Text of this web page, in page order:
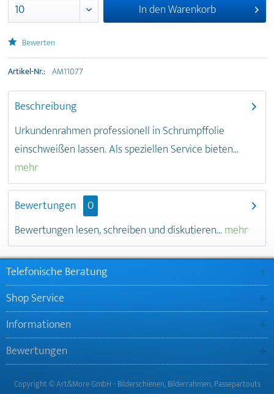
In denWarenkorb
Bewerten
Artikel-Nr.: AM11077
Beschreibung
Urkundenrahmen professionell in Schrumpffolie
einschweißen lassen. Als speziellen Service bieten...
mehr
Bewertungen
0
Bewertungen lesen, schreiben und diskutieren... mehr
Telefonische Beratung
Shop Service
Informationen
Bewertungen
Copyright © Art&More GmbH - Bilderschienen, Bilderrahmen, Passepartouts